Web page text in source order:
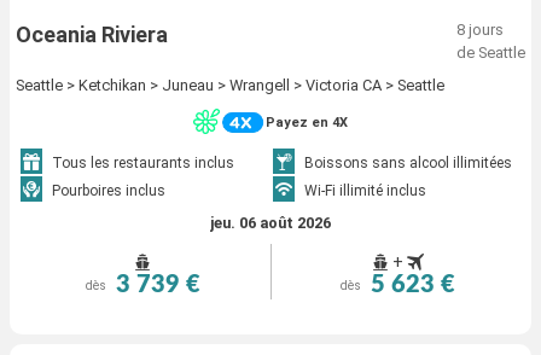
Oceania Riviera
8 jours
de Seattle
Seattle > Ketchikan > Juneau > Wrangell > Victoria CA > Seattle
Payez en 4X
Tous les restaurants inclus
Boissons sans alcool illimitées
Pourboires inclus
Wi-Fi illimité inclus
jeu. 06 août 2026
dès 3 739 €
+
dès 5 623 €